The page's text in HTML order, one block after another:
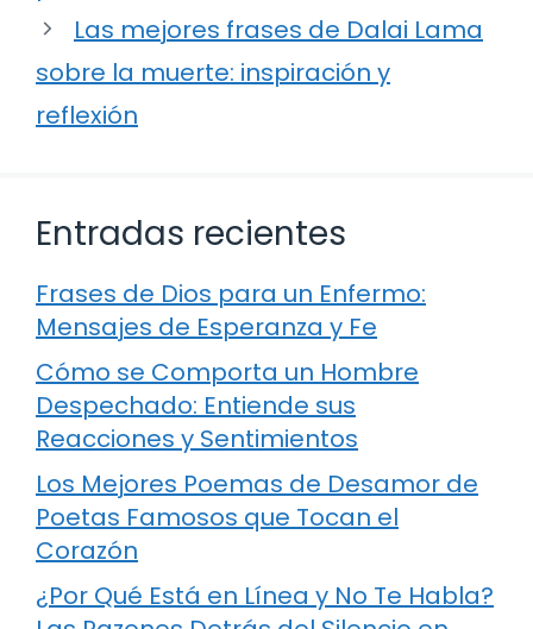
Las mejores frases de Dalai Lama
sobre la muerte: inspiración y
reflexión
Entradas recientes
Frases de Dios para un Enfermo:
Mensajes de Esperanza y Fe
Cómo se Comporta un Hombre
Despechado: Entiende sus
Reacciones y Sentimientos
Los Mejores Poemas de Desamor de
Poetas Famosos que Tocan el
Corazón
¿Por Qué Está en Línea y No Te Habla?